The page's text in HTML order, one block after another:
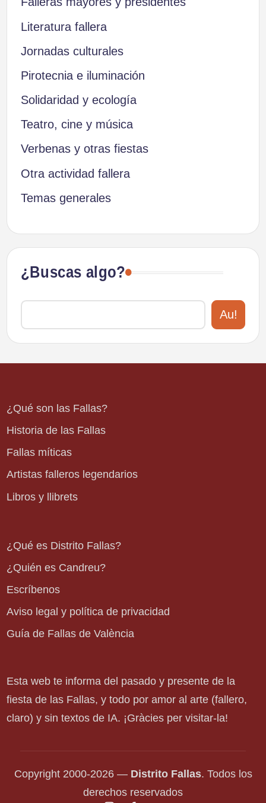
Literatura fallera
Jornadas culturales
Pirotecnia e iluminación
Solidaridad y ecología
Teatro, cine y música
Verbenas y otras fiestas
Otra actividad fallera
Temas generales
¿Buscas algo?
Au!
¿Qué son las Fallas?
Historia de las Fallas
Fallas míticas
Artistas falleros legendarios
Libros y llibrets
¿Qué es Distrito Fallas?
¿Quién es Candreu?
Escríbenos
Aviso legal y política de privacidad
Guía de Fallas de València
Esta web te informa del pasado y presente de la
fiesta de las Fallas, y todo por amor al arte (fallero,
claro) y sin textos de IA. ¡Gràcies per visitar-la!
Copyright 2000-2026 — Distrito Fallas. Todos los
derechos reservados